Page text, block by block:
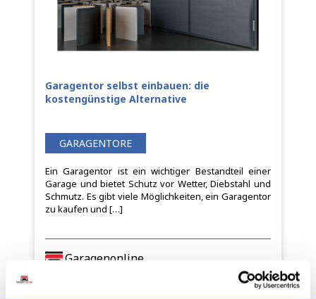
Garagentor selbst einbauen: die
kostengünstige Alternative
GARAGENTORE
Ein Garagentor ist ein wichtiger Bestandteil einer
Garage und bietet Schutz vor Wetter, Diebstahl und
Schmutz. Es gibt viele Möglichkeiten, ein Garagentor
zu kaufen und […]
Garagenonline